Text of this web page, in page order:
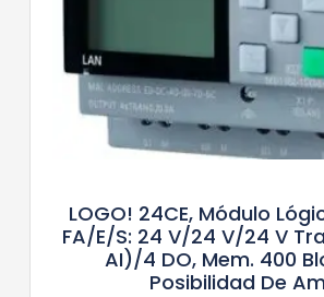
LOGO! 24CE, Módulo
FA/E/S: 24 V/24 V/24 V
AI)/4 DO, Mem. 400
Posibilidad De